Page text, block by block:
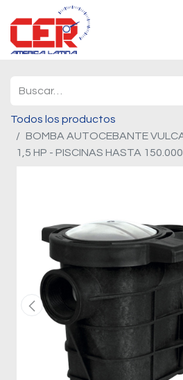
Todos los productos
BOMBA AUTOCEBANTE
1,5 HP - PISCINAS HASTA